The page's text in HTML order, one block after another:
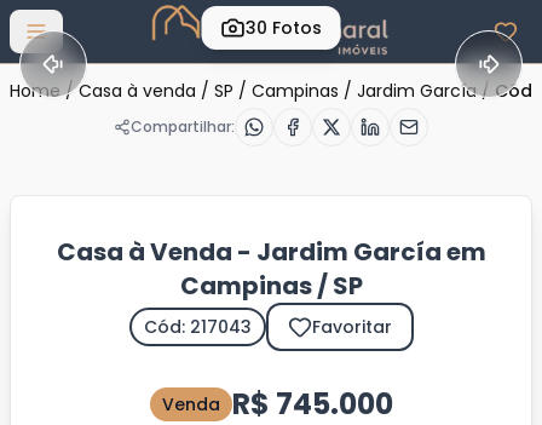
Abrir menu
30 Fotos
Home / Casa à venda / SP / Campinas / Jardim García / Cód.
Compartilhar:
Casa à Venda - Jardim García em
Campinas / SP
Cód: 217043 Favoritar
Venda R$ 745.000